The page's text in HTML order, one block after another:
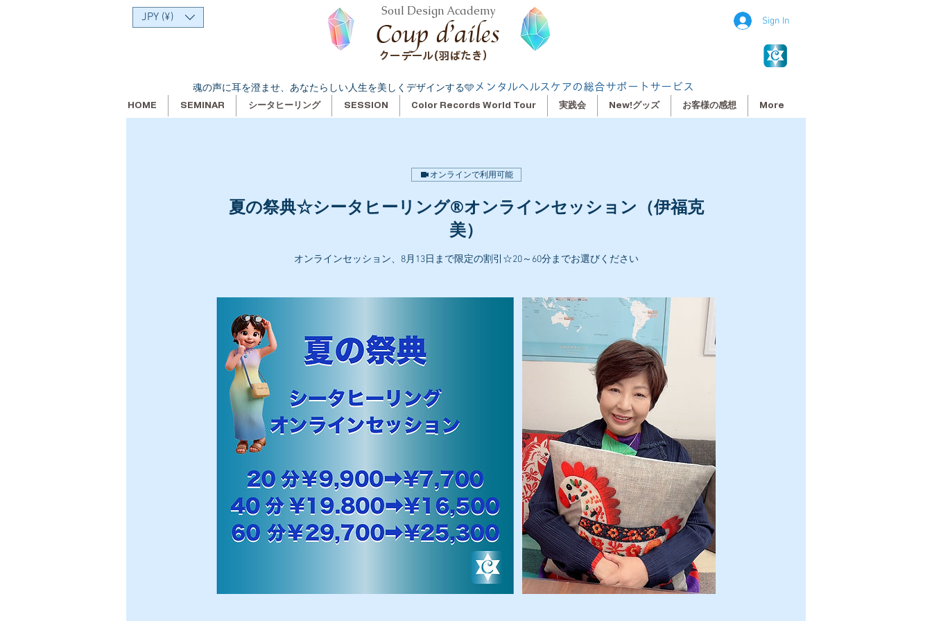
JPY (¥) Soul Design Academy
クーデール(羽ばたき）
Sign In
魂の声に耳を澄ませ、あなたらしい人生を美しくデザインする🩵 メンタルヘルスケアの総合サポートサービス
HOME SEMINAR シータヒーリング SESSION Color Records World Tour 実践会 New!グッズ お客様の感想 More
オンラインで利用可能
夏の祭典☆シータヒーリング®オンラインセッション（伊福克
美）
オンラインセッション、8月13日まで限定の割引☆20～60分までお選びください